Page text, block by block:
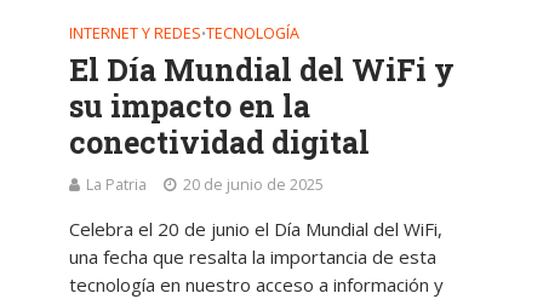
INTERNET Y REDES•TECNOLOGÍA
El Día Mundial del WiFi y
su impacto en la
conectividad digital
La Patria 20 de junio de 2025
Celebra el 20 de junio el Día Mundial del WiFi,
una fecha que resalta la importancia de esta
tecnología en nuestro acceso a información y